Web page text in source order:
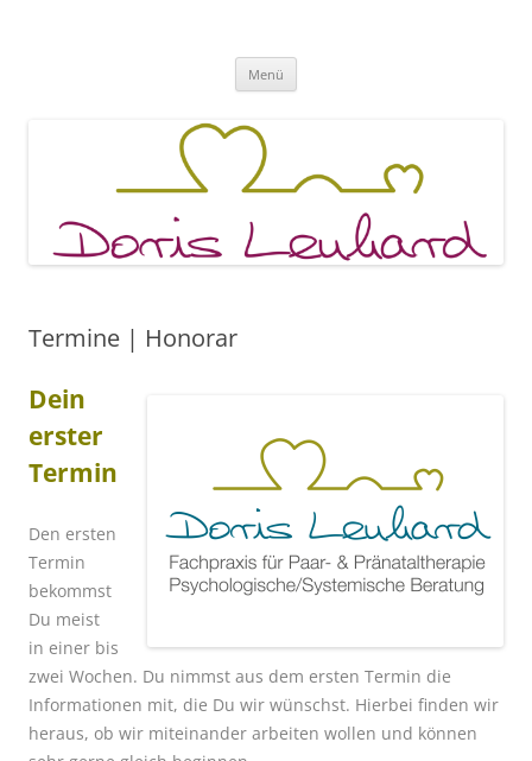
Menü
Termine | Honorar
Dein
erster
Termin
Den ersten
Termin
bekommst
Du meist
in einer bis
zwei Wochen. Du nimmst aus dem ersten Termin die
Informationen mit, die Du wir wünschst. Hierbei finden wir
heraus, ob wir miteinander arbeiten wollen und können